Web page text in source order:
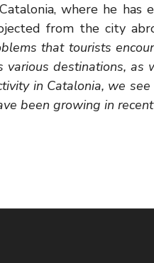
where he
from the city
that tourists
destinations,
in Catalonia, we
been growing in recent